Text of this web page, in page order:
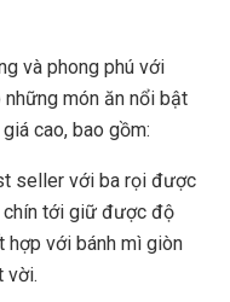
và phong phú với
món ăn nổi bật
cao, bao gồm:
seller với ba rọi được
tới giữ được độ
hợp với bánh mì giòn
vời.